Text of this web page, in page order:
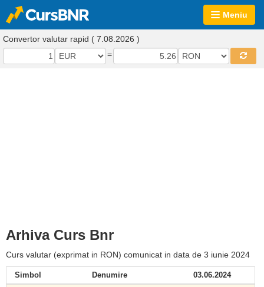
Meniu
Convertor valutar rapid ( 7.08.2026 )
=
Arhiva Curs Bnr
Curs valutar (exprimat in RON) comunicat in data de 3 iunie 2024
Simbol Denumire
03.06.2024